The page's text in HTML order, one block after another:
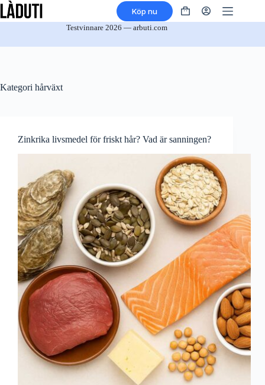
Hoppa
till
Köp nu Varukorg
Testvinnare 2026 — arbuti.com
Kategori hårväxt
Zinkrika livsmedel för friskt hår? Vad är sanningen?